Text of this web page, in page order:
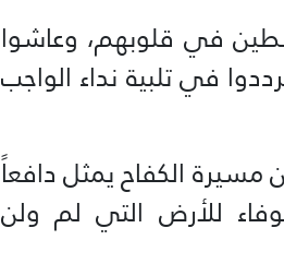
في قلوبهم، وعاشوا
في تلبية نداء الواجب
الكفاح يمثل دافعاً
للأرض التي لم ولن